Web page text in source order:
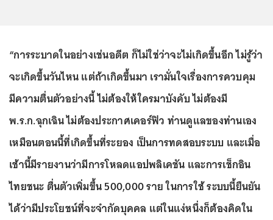
“การระบาดในอย่างเช่นอดีต ก็ไม่ใช่ว่าจะไม่เกิดขึ้นอีก ไม่รู้ว่า
จะเกิดขึ้นวันไหน แต่ถ้าเกิดขึ้นมา เรามั่นใจเรื่องการควบคุม
มีความตื่นตัวอย่างนี้ ไม่ต้องให้ใครมาบังคับ ไม่ต้องมี
พ.ร.ก.ฉุกเฉิน ไม่ต้องประกาศเคอร์ฟิว ท่านดูแลของท่านเอง
เหมือนตอนนี้ที่เกิดขึ้นที่ระยอง เป็นการทดสอบระบบ และเมื่อ
เช้านี้มีรายงานว่ามีการโหลดแอปพลิเคชัน และการเช็กอิน
ไทยชนะ ตื่นตัวเพิ่มขึ้น 500,000 ราย ในการใช้ ระบบนี้ยืนยัน
ได้ว่ามีประโยชน์ที่จะจำกัดบุคคล แต่ในแง่หนึ่งก็ต้องคิดใน